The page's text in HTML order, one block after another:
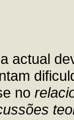
actual
no